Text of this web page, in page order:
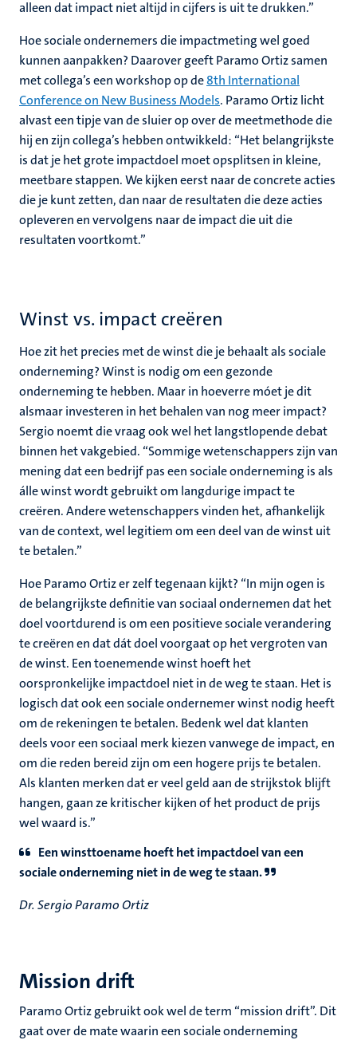
alleen dat impact niet altijd in cijfers is uit te drukken.”
Hoe sociale ondernemers die impactmeting wel goed
kunnen aanpakken? Daarover geeft Paramo Ortiz samen
met collega’s een workshop op de8th International
Conference on New Business Models. Paramo Ortiz licht
alvast een tipje van de sluier op over de meetmethode die
hij en zijn collega’s hebben ontwikkeld: “Het belangrijkste
is dat je het grote impactdoel moet opsplitsen in kleine,
meetbare stappen. We kijken eerst naar de concrete acties
die je kunt zetten, dan naar de resultaten die deze acties
opleveren en vervolgens naar de impact die uit die
resultaten voortkomt.”
Winst vs. impact creëren
Hoe zit het precies met de winst die je behaalt als sociale
onderneming? Winst is nodig om een gezonde
onderneming te hebben. Maar in hoeverre móet je dit
alsmaar investeren in het behalen van nog meer impact?
Sergio noemt die vraag ook wel het langstlopende debat
binnen het vakgebied. “Sommige wetenschappers zijn van
mening dat een bedrijf pas een sociale onderneming is als
álle winst wordt gebruikt om langdurige impact te
creëren. Andere wetenschappers vinden het, afhankelijk
van de context, wel legitiem om een deel van de winst uit
te betalen.”
Hoe Paramo Ortiz er zelf tegenaan kijkt? “In mijn ogen is
de belangrijkste definitie van sociaal ondernemen dat het
doel voortdurend is om een positieve sociale verandering
te creëren en dat dát doel voorgaat op het vergroten van
de winst. Een toenemende winst hoeft het
oorspronkelijke impactdoel niet in de weg te staan. Het is
logisch dat ook een sociale ondernemer winst nodig heeft
om de rekeningen te betalen. Bedenk wel dat klanten
deels voor een sociaal merk kiezen vanwege de impact, en
om die reden bereid zijn om een hogere prijs te betalen.
Als klanten merken dat er veel geld aan de strijkstok blijft
hangen, gaan ze kritischer kijken of het product de prijs
wel waard is.”
Een winsttoename hoeft het impactdoel van een
sociale onderneming niet in de weg te staan.
Dr. Sergio Paramo Ortiz
Mission drift
Paramo Ortiz gebruikt ook wel de term “mission drift”. Dit
gaat over de mate waarin een sociale onderneming